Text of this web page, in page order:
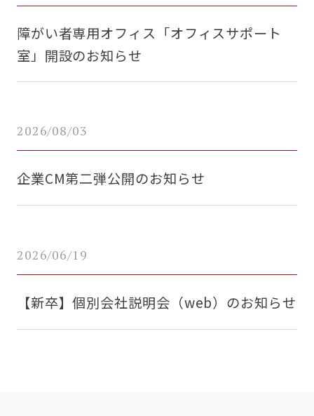
障がい者専用オフィス「オフィスサポート
室」開設のお知らせ
2026/08/03
企業CM第二弾公開のお知らせ
2026/06/19
【新卒】個別会社説明会（web）のお知らせ